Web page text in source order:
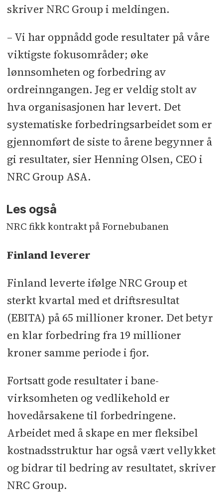
skriver NRC Group i meldingen.
– Vi har oppnådd gode resultater på våre
viktigste fokusområder; øke
lønnsomheten og forbedring av
ordreinngangen. Jeg er veldig stolt av
hva organisasjonen har levert. Det
systematiske forbedringsarbeidet som er
gjennomført de siste to årene begynner å
gi resultater, sier Henning Olsen, CEO i
NRC Group ASA.
Les også
NRC fikk kontrakt på Fornebubanen
Finland leverer
Finland leverte ifølge NRC Group et
sterkt kvartal med et driftsresultat
(EBITA) på 65 millioner kroner. Det betyr
en klar forbedring fra 19 millioner
kroner samme periode i fjor.
Fortsatt gode resultater i bane-
virksomheten og vedlikehold er
hovedårsakene til forbedringene.
Arbeidet med å skape en mer fleksibel
kostnadsstruktur har også vært vellykket
og bidrar til bedring av resultatet, skriver
NRC Group.